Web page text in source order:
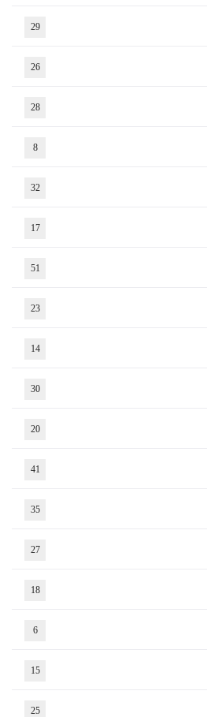
29
26
28
8
32
17
51
23
14
30
20
41
35
27
18
6
15
25